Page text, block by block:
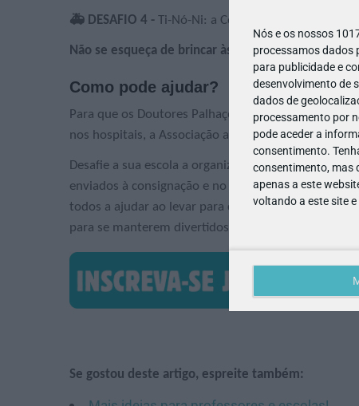
Nós e os nossos
processamos dados
para publicidade e
desenvolvimento de
dados de
processamento por
pode aceder a
consentimento.
consentimento, mas
apenas a este
voltando a este site
🚑 DESAFIO 4 - Ti-Nó-Ni: a Corrida de Ambulâncias
Não se esqueça de brincar às Palavras Cruzadas e
Como pode ajudar?
Para que os Doutores Palhaços da Operação Nariz
nos hospitais, a Associação angaria fundos junto da
Desafie a sua escola a organizar uma angariação
enviados à consignação e no final é só fazerem
todos a ajudar ao levar para casa umNariz
para se manterem divertidos e hidratados. É fácil.
Se gostou deste artigo, espreite também: